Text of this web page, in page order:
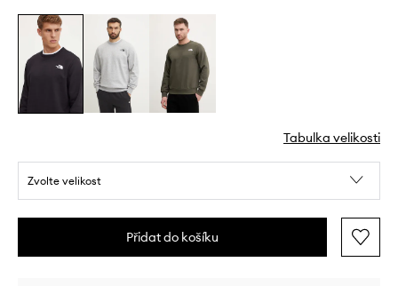
Tabulka velikosti
Zvolte velikost
Přidat do košíku